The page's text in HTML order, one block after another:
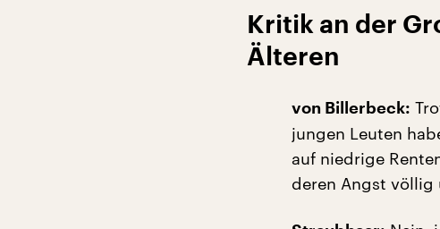
Kritik an der
Älteren
von Billerbeck:
jungen Leuten
auf niedrige
deren Angst völlig